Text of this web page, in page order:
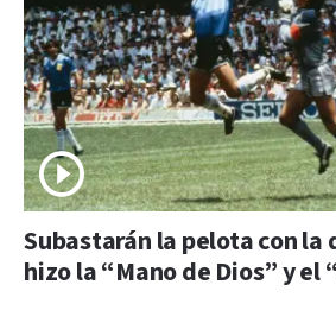
Subastarán la pelota con la
hizo la “Mano de Dios” y el